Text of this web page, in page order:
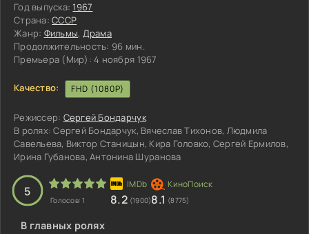
Год выпуска: 1967
Страна: СССР
Жанр: Фильмы, Драма
Продолжительность: 96 мин.
Премьера (Мир): 4 ноября 1967
Качество: FHD (1080P)
Режиссер: Сергей Бондарчук
В ролях: Сергей Бондарчук, Вячеслав Тихонов, Людмила
Савельева, Виктор Станицын, Кира Головко, Сергей Ермилов,
Ирина Губанова, Антонина Шуранова
5
Голосов:1
4
5
8.2 (1900)8.1 (8775)
В главных ролях